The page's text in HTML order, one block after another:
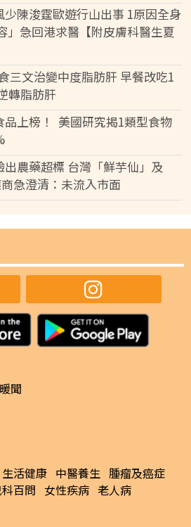
陳浚霆歐遊行山出事 1原因全身
」急回港求醫【附皮膚科醫生夏
三文治變中度脂肪肝 早餐改吃1
轉脂肪肝
上榜！ 美國研究揭1類型食物
農藥超標 台灣「鮮芋仙」及
商急澄清：未流入市面
暖聞
生活健康 中醫養生 腫瘤及癌症
科百問 女性疾病 老人病